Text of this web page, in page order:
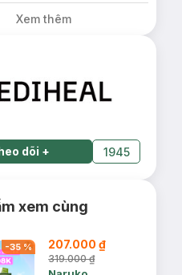
Xem thêm
dõi + 1945
xem cùng
-35% 207.000 ₫
319.000 ₫